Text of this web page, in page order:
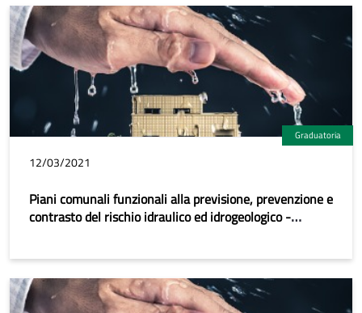
Graduatoria
12/03/2021
Piani comunali funzionali alla previsione, prevenzione e
contrasto del rischio idraulico ed idrogeologico -